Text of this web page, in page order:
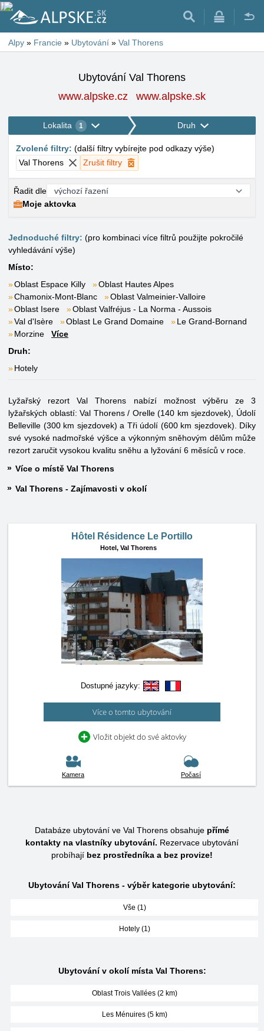
Alpy » Francie » Ubytování » Val Thorens
Ubytování Val Thorens
www.alpske.cz
www.alpske.sk
Lokalita 1 Druh
Zvolené filtry: (další filtry vybírejte pod odkazy výše)
Val Thorens
Zrušit filtry
Řadit dle
Moje aktovka
Jednoduché filtry: (pro kombinaci více filtrů použijte pokročilé
vyhledávání výše)
Místo:
Oblast Espace Killy
Oblast Hautes Alpes
Chamonix-Mont-Blanc
Oblast Valmeinier-Valloire
Oblast Isere
Oblast Valfréjus - La Norma - Aussois
Val d'Isère
Oblast Le Grand Domaine
Le Grand-Bornand
Morzine
Více
Druh:
Hotely
Lyžařský rezort Val Thorens nabízí možnost výběru ze 3
lyžařských oblastí: Val Thorens / Orelle (140 km sjezdovek), Údolí
Belleville (300 km sjezdovek) a Tři údolí (600 km sjezdovek). Díky
své vysoké nadmořské výšce a výkonným sněhovým dělům může
rezort zaručit vysokou kvalitu sněhu a lyžování 6 měsíců v roce.
Více o místě Val Thorens
Val Thorens - Zajímavosti v okolí
Hôtel Résidence Le Portillo
Hotel, Val Thorens
Dostupné jazyky:
Více o tomto ubytování
Vložit objekt do své aktovky
Kamera Počasí
Databáze ubytování ve Val Thorens obsahuje přímé
kontakty na vlastníky ubytování. Rezervace ubytování
probíhají bez prostředníka a bez provize!
Ubytování Val Thorens - výběr kategorie ubytování:
Vše (1)
Hotely (1)
Ubytování v okolí místa Val Thorens:
Oblast Trois Vallées (2 km)
Les Ménuires (5 km)